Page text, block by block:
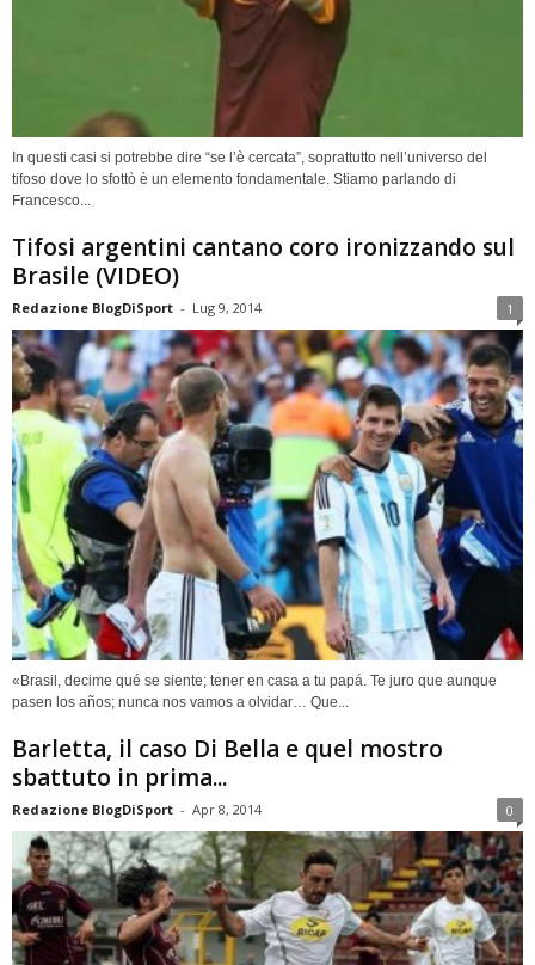
In questi casi si potrebbe dire “se l’è cercata”, soprattutto nell’universo del
tifoso dove lo sfottò è un elemento fondamentale. Stiamo parlando di
Francesco...
Tifosi argentini cantano coro ironizzando sul
Brasile (VIDEO)
Redazione BlogDiSport - Lug 9, 2014 1
«Brasil, decime qué se siente; tener en casa a tu papá. Te juro que aunque
pasen los años; nunca nos vamos a olvidar… Que...
Barletta, il caso Di Bella e quel mostro
sbattuto in prima...
Redazione BlogDiSport - Apr 8, 2014 0